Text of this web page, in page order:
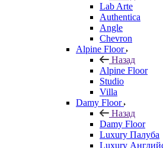
Lab Arte
Authentica
Angle
Chevron
Alpine Floor
Назад
Alpine Floor
Studio
Villa
Damy Floor
Назад
Damy Floor
Luxury Палуба
Luxury